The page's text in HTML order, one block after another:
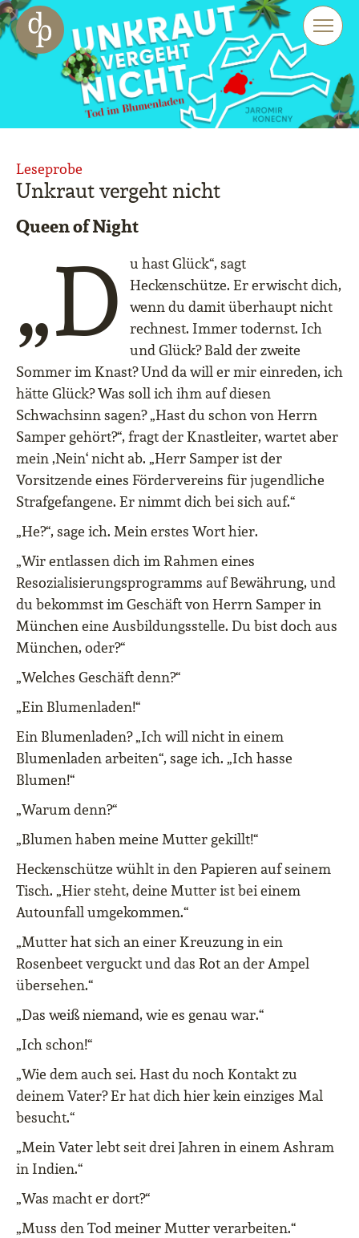
Zum Haupt-Inhalt springen
Zur Navigation springen
Zur Website-Suche springen
Leseprobe
Unkraut vergeht nicht
Queen of Night
„D
u hast Glück“, sagt
Heckenschütze. Er erwischt dich,
wenn du damit überhaupt nicht
rechnest. Immer todernst. Ich
und Glück? Bald der zweite
Sommer im Knast? Und da will er mir einreden, ich
hätte Glück? Was soll ich ihm auf diesen
Schwachsinn sagen? „Hast du schon von Herrn
Samper gehört?“, fragt der Knastleiter, wartet aber
mein ‚Nein‘ nicht ab. „Herr Samper ist der
Vorsitzende eines Fördervereins für jugendliche
Strafgefangene. Er nimmt dich bei sich auf.“
„He?“, sage ich. Mein erstes Wort hier.
„Wir entlassen dich im Rahmen eines
Resozialisierungsprogramms auf Bewährung, und
du bekommst im Geschäft von Herrn Samper in
München eine Ausbildungsstelle. Du bist doch aus
München, oder?“
„Welches Geschäft denn?“
„Ein Blumenladen!“
Ein Blumenladen? „Ich will nicht in einem
Blumenladen arbeiten“, sage ich. „Ich hasse
Blumen!“
„Warum denn?“
„Blumen haben meine Mutter gekillt!“
Heckenschütze wühlt in den Papieren auf seinem
Tisch. „Hier steht, deine Mutter ist bei einem
Autounfall umgekommen.“
„Mutter hat sich an einer Kreuzung in ein
Rosenbeet verguckt und das Rot an der Ampel
übersehen.“
„Das weiß niemand, wie es genau war.“
„Ich schon!“
„Wie dem auch sei. Hast du noch Kontakt zu
deinem Vater? Er hat dich hier kein einziges Mal
besucht.“
„Mein Vater lebt seit drei Jahren in einem Ashram
in Indien.“
„Was macht er dort?“
„Muss den Tod meiner Mutter verarbeiten.“